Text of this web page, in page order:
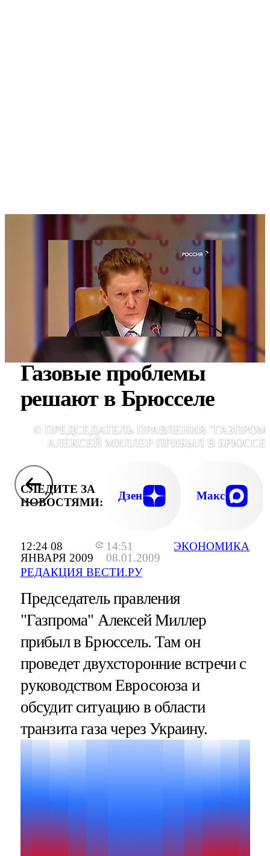
12:24 08
ЯНВАРЯ 2009
14:51
08.01.2009
РЕДАКЦИЯ ВЕСТИ.РУ
ЭКОНОМИКА
Газовые проблемы
решают в Брюсселе
© ПРЕДСЕДАТЕЛЬ ПРАВЛЕНИЯ
АЛЕКСЕЙ МИЛЛЕР ПРИБЫЛ В
СЛЕДИТЕ ЗА
НОВОСТЯМИ:
Дзен Макс
Председатель правления
"Газпрома" Алексей Миллер
прибыл в Брюссель. Там он
проведет двухсторонние встречи с
руководством Евросоюза и
обсудит ситуацию в области
транзита газа через Украину.